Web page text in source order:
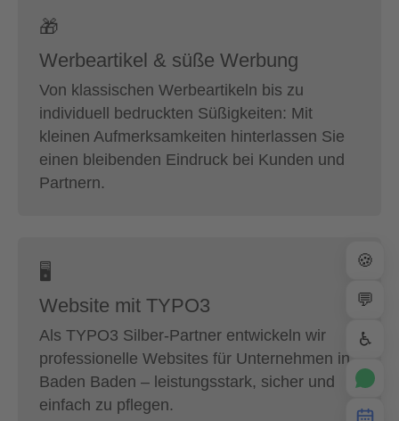
🎁
Werbeartikel & süße Werbung
Von klassischen Werbeartikeln bis zu
individuell bedruckten Süßigkeiten: Mit
kleinen Aufmerksamkeiten hinterlassen Sie
einen bleibenden Eindruck bei Kunden und
Partnern.
🖥
Website mit TYPO3
Als TYPO3 Silber-Partner entwickeln wir
professionelle Websites für Unternehmen in
Baden Baden – leistungsstark, sicher und
einfach zu pflegen.
🍪
💬
♿